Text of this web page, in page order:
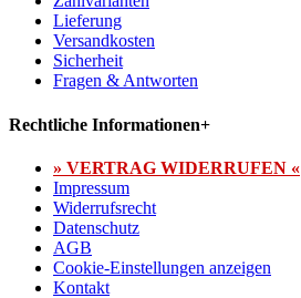
Lieferung
Versandkosten
Sicherheit
Fragen & Antworten
Rechtliche Informationen+
» VERTRAG WIDERRUFEN «
Impressum
Widerrufsrecht
Datenschutz
AGB
Cookie-Einstellungen anzeigen
Kontakt